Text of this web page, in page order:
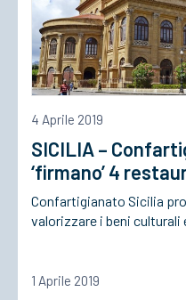
4 Aprile 2019
SICILIA –
‘firmano’ 4
Confartigianato Sicilia
valorizzare i beni culturali
1 Aprile 2019